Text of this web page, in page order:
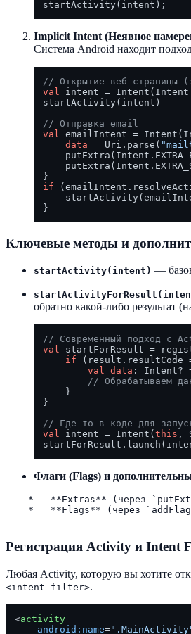
Implicit Intent (Неявное
Система Android находит
// Открытие веб-страницы
val
intent =
startActivity(intent)
// Отправка email
val
emailIntent =
data = Uri.parse(
if
Ключевые методы и
startActivity(intent) —
обратно какой-либо результат
// Современный подход с
val startForResult =
if (result.resultCode
val data : Intent?
// Обрабатываем
    }
}
// Где-то в коде для
val intent = Intent( this ,
Флаги (Flags) и
*   **Extras** (через
*   **Flags** (через
Регистрация Activity и Intent
Любая Activity, которую вы хотите
<intent-filter>.
<activity
android:name=